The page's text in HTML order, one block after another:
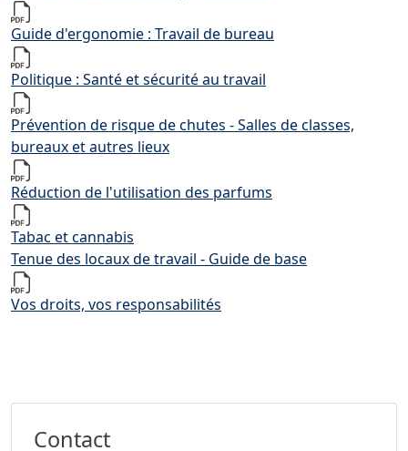
Guide d'ergonomie : Travail de bureau
Politique : Santé et sécurité au travail
Prévention de risque de chutes - Salles de classes,
bureaux et autres lieux
Réduction de l'utilisation des parfums
Tabac et cannabis
Tenue des locaux de travail - Guide de base
Vos droits, vos responsabilités
Contact